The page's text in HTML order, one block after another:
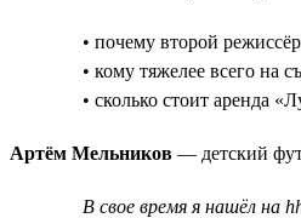
• почему второй
• кому тяжелее всего на
• сколько стоит аренда
Артём Мельников — детский
В свое время я нашёл на